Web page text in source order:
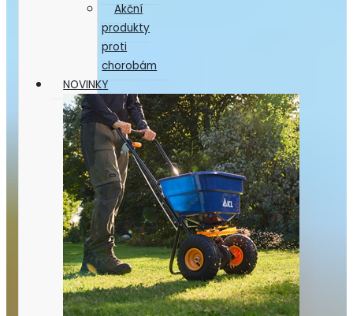
Akční
produkty
proti
chorobám
NOVINKY